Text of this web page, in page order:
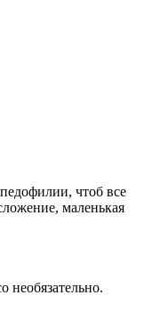
чтоб все
маленькая
необязательно.